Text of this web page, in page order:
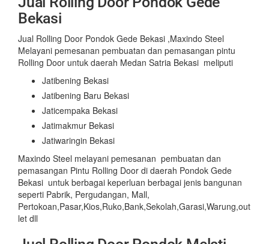
Bekasi
Jual Rolling Door Pondok Gede Bekasi ,Maxindo Steel
Melayani pemesanan pembuatan dan pemasangan pintu
Rolling Door untuk daerah Medan Satria Bekasi meliputi
Jatibening Bekasi
Jatibening Baru Bekasi
Jaticempaka Bekasi
Jatimakmur Bekasi
Jatiwaringin Bekasi
Maxindo Steel melayani pemesanan pembuatan dan
pemasangan Pintu Rolling Door di daerah Pondok Gede
Bekasi untuk berbagai keperluan berbagai jenis bangunan
seperti Pabrik, Pergudangan, Mall,
Pertokoan,Pasar,Kios,Ruko,Bank,Sekolah,Garasi,Warung,out
let dll